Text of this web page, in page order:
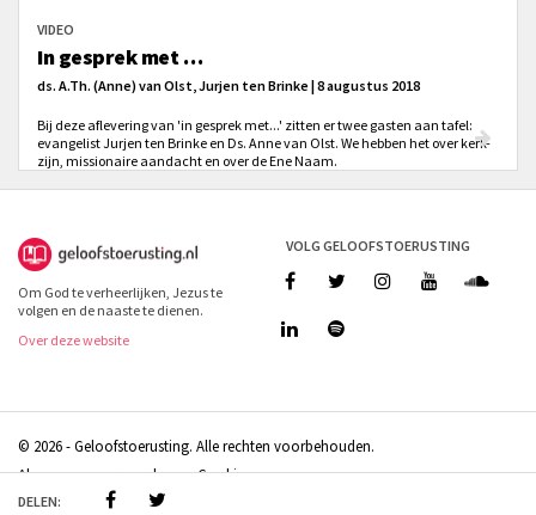
DELEN:
VIDEO
In gesprek met …
ds. A.Th. (Anne) van Olst, Jurjen ten Brinke | 8 augustus 2018
Bij deze aflevering van 'in gesprek met...' zitten er twee gasten aan tafel:
evangelist Jurjen ten Brinke en Ds. Anne van Olst. We hebben het over kerk-
zijn, missionaire aandacht en over de Ene Naam.
Om God te verheerlijken, Jezus te
volgen en de naaste te dienen.
Over deze website
VOLG GELOOFSTOERUSTING
© 2026 - Geloofstoerusting. Alle rechten voorbehouden.
Algemene voorwaarden
Cookies